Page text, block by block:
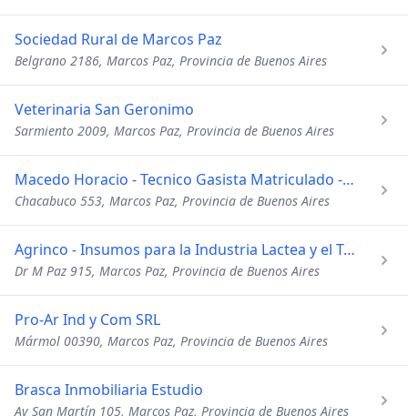
Sociedad Rural de Marcos Paz
Belgrano 2186, Marcos Paz, Provincia de Buenos Aires
Veterinaria San Geronimo
Sarmiento 2009, Marcos Paz, Provincia de Buenos Aires
Macedo Horacio - Tecnico Gasista Matriculado - Plomeria
Chacabuco 553, Marcos Paz, Provincia de Buenos Aires
Agrinco - Insumos para la Industria Lactea y el Tambo
Dr M Paz 915, Marcos Paz, Provincia de Buenos Aires
Pro-Ar Ind y Com SRL
Mármol 00390, Marcos Paz, Provincia de Buenos Aires
Brasca Inmobiliaria Estudio
Av San Martín 105, Marcos Paz, Provincia de Buenos Aires